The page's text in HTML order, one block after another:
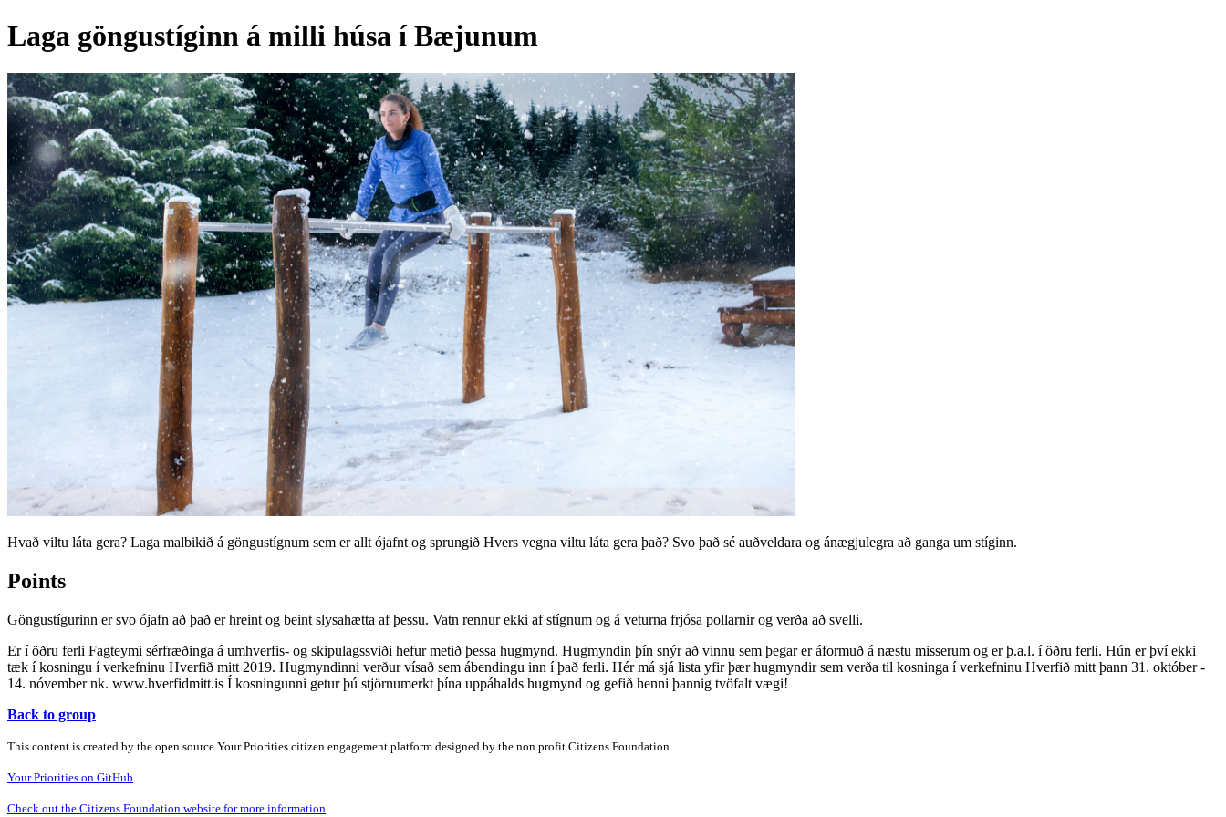
Laga göngustíginn á milli húsa í Bæjunum
Hvað viltu láta gera? Laga malbikið á göngustígnum sem er allt ójafnt og sprungið Hvers vegna viltu láta gera það? Svo það sé auðveldara og ánægjulegra að ganga um stíginn.
Points
Göngustígurinn er svo ójafn að það er hreint og beint slysahætta af þessu. Vatn rennur ekki af stígnum og á veturna frjósa pollarnir og verða að svelli.
Er í öðru ferli Fagteymi sérfræðinga á umhverfis- og skipulagssviði hefur metið þessa hugmynd. Hugmyndin þín snýr að vinnu sem þegar er áformuð á næstu misserum og er þ.a.l. í öðru ferli. Hún er því ekki
tæk í kosningu í verkefninu Hverfið mitt 2019. Hugmyndinni verður vísað sem ábendingu inn í það ferli. Hér má sjá lista yfir þær hugmyndir sem verða til kosninga í verkefninu Hverfið mitt þann 31. október -
14. nóvember nk. www.hverfidmitt.is Í kosningunni getur þú stjörnumerkt þína uppáhalds hugmynd og gefið henni þannig tvöfalt vægi!
Back to group
This content is created by the open source Your Priorities citizen engagement platform designed by the non profit Citizens Foundation
Your Priorities on GitHub
Check out the Citizens Foundation website for more information